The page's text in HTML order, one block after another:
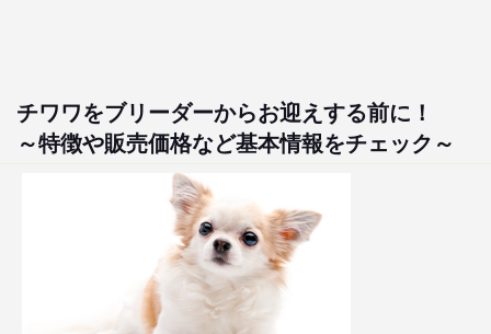
チワワをブリーダーからお迎えする前に！
～特徴や販売価格など基本情報をチェック～